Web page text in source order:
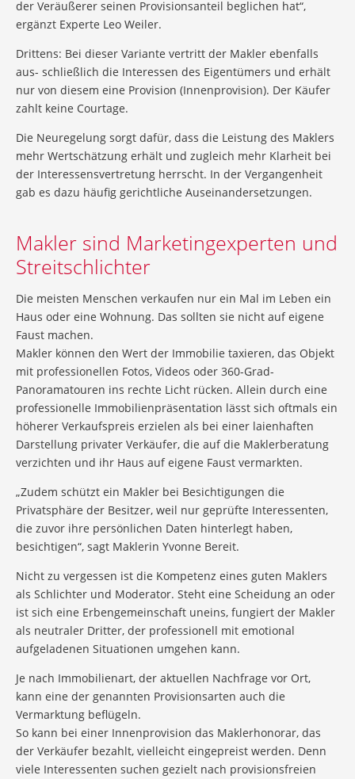
der Veräußerer seinen Provisionsanteil beglichen hat“,
ergänzt Experte Leo Weiler.
Drittens: Bei dieser Variante vertritt der Makler ebenfalls
aus- schließlich die Interessen des Eigentümers und erhält
nur von diesem eine Provision (Innenprovision). Der Käufer
zahlt keine Courtage.
Die Neuregelung sorgt dafür, dass die Leistung des Maklers
mehr Wertschätzung erhält und zugleich mehr Klarheit bei
der Interessensvertretung herrscht. In der Vergangenheit
gab es dazu häufig gerichtliche Auseinandersetzungen.
Makler sind Marketingexperten und
Streitschlichter
Die meisten Menschen verkaufen nur ein Mal im Leben ein
Haus oder eine Wohnung. Das sollten sie nicht auf eigene
Faust machen.
Makler können den Wert der Immobilie taxieren, das Objekt
mit professionellen Fotos, Videos oder 360-Grad-
Panoramatouren ins rechte Licht rücken. Allein durch eine
professionelle Immobilienpräsentation lässt sich oftmals ein
höherer Verkaufspreis erzielen als bei einer laienhaften
Darstellung privater Verkäufer, die auf die Maklerberatung
verzichten und ihr Haus auf eigene Faust vermarkten.
„Zudem schützt ein Makler bei Besichtigungen die
Privatsphäre der Besitzer, weil nur geprüfte Interessenten,
die zuvor ihre persönlichen Daten hinterlegt haben,
besichtigen“, sagt Maklerin Yvonne Bereit.
Nicht zu vergessen ist die Kompetenz eines guten Maklers
als Schlichter und Moderator. Steht eine Scheidung an oder
ist sich eine Erbengemeinschaft uneins, fungiert der Makler
als neutraler Dritter, der professionell mit emotional
aufgeladenen Situationen umgehen kann.
Je nach Immobilienart, der aktuellen Nachfrage vor Ort,
kann eine der genannten Provisionsarten auch die
Vermarktung beflügeln.
So kann bei einer Innenprovision das Maklerhonorar, das
der Verkäufer bezahlt, vielleicht eingepreist werden. Denn
viele Interessenten suchen gezielt nach provisionsfreien